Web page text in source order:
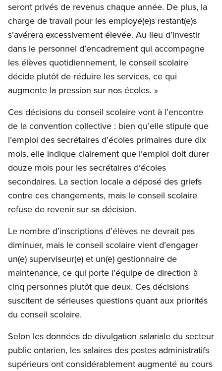
seront privés de revenus chaque année. De plus, la
charge de travail pour les employé(e)s restant(e)s
s’avérera excessivement élevée. Au lieu d’investir
dans le personnel d’encadrement qui accompagne
les élèves quotidiennement, le conseil scolaire
décide plutôt de réduire les services, ce qui
augmente la pression sur nos écoles. »
Ces décisions du conseil scolaire vont à l’encontre
de la convention collective : bien qu’elle stipule que
l’emploi des secrétaires d’écoles primaires dure dix
mois, elle indique clairement que l’emploi doit durer
douze mois pour les secrétaires d’écoles
secondaires. La section locale a déposé des griefs
contre ces changements, mais le conseil scolaire
refuse de revenir sur sa décision.
Le nombre d’inscriptions d’élèves ne devrait pas
diminuer, mais le conseil scolaire vient d’engager
un(e) superviseur(e) et un(e) gestionnaire de
maintenance, ce qui porte l’équipe de direction à
cinq personnes plutôt que deux. Ces décisions
suscitent de sérieuses questions quant aux priorités
du conseil scolaire.
Selon les données de divulgation salariale du secteur
public ontarien, les salaires des postes administratifs
supérieurs ont considérablement augmenté au cours